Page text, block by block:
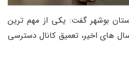
بوشهر گفت: یکی از مهم ترین
های اخیر، تعمیق کانال دسترسی